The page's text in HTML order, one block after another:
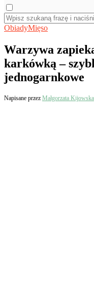
ObiadyMięso
Warzywa
karkówką –
jednogarnkowe
Napisane przez Małgorzata Kijowska